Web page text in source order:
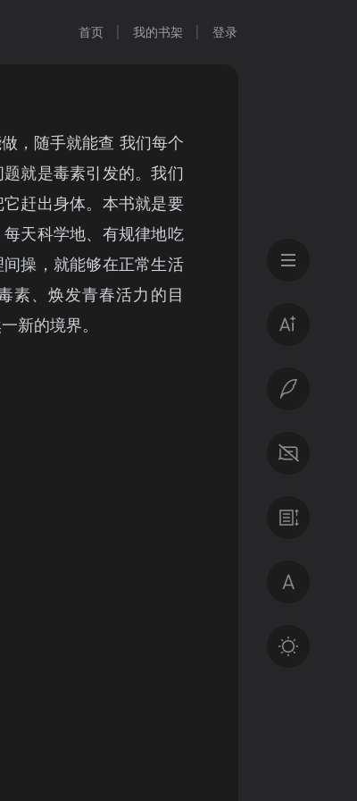
首页 我的书架 登录
，随手就能查 我们每个
就是毒素引发的。我们
赶出身体。本书就是要
天科学地、有规律地吃
操，就能够在正常生活
素、焕发青春活力的目
新的境界。